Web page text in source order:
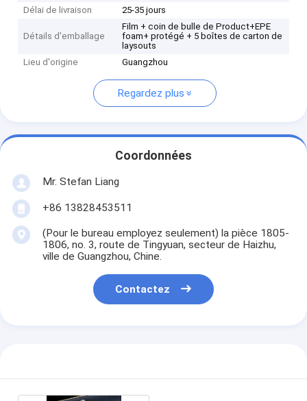
Délai de livraison 25-35 jours
Détails d'emballage
Film + coin de bulle de Product+EPE
foam+ protégé + 5 boîtes de carton de
laysouts
Lieu d'origine
Guangzhou
Regardez plus
Coordonnées
Mr. Stefan Liang
+86 13828453511
(Pour le bureau employez seulement) la pièce 1805-
1806, no. 3, route de Tingyuan, secteur de Haizhu,
ville de Guangzhou, Chine.
Contactez